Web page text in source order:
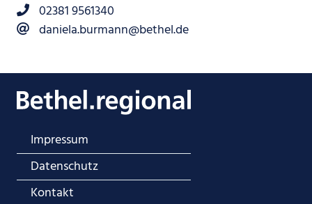
02381 9561340
daniela.burmann@bethel.de
Impressum
Datenschutz
Kontakt